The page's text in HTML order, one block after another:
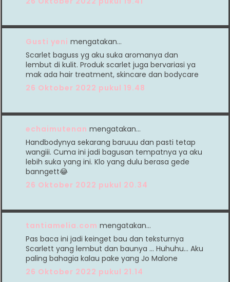
Gusti yeni mengatakan…
Scarlet baguss yg aku suka aromanya dan
lembut di kulit. Produk scarlet juga bervariasi ya
mak ada hair treatment, skincare dan bodycare
26 Oktober 2022 pukul 19.48
echaimutenan mengatakan…
Handbodynya sekarang baruuu dan pasti tetap
wangiii. Cuma ini jadi bagusan tempatnya ya aku
lebih suka yang ini. Klo yang dulu berasa gede
banngett😂
26 Oktober 2022 pukul 20.34
tantiamelia.com mengatakan…
Pas baca ini jadi keinget bau dan teksturnya
Scarlett yang lembut dan baunya ... Huhuhu... Aku
paling bahagia kalau pake yang Jo Malone
26 Oktober 2022 pukul 21.14